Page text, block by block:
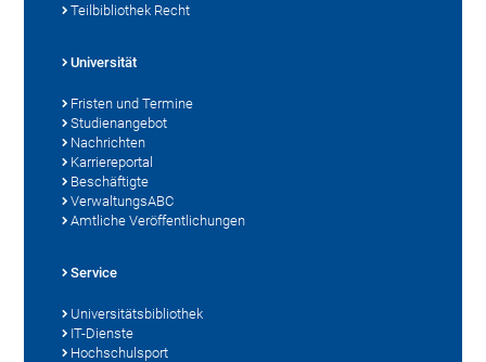
Teilbibliothek Recht
Universität
Fristen und Termine
Studienangebot
Nachrichten
Karriereportal
Beschäftigte
VerwaltungsABC
Amtliche Veröffentlichungen
Service
Universitätsbibliothek
IT-Dienste
Hochschulsport